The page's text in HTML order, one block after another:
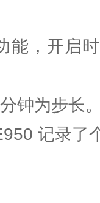
能，开启
钟为步长
记录了